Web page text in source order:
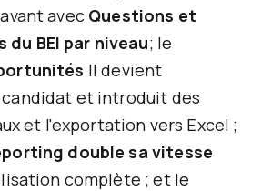
avec Questions et
BEI par niveau; le
Il devient
et introduit des
et l'exportation vers Excel ;
double sa vitesse
complète ; et le